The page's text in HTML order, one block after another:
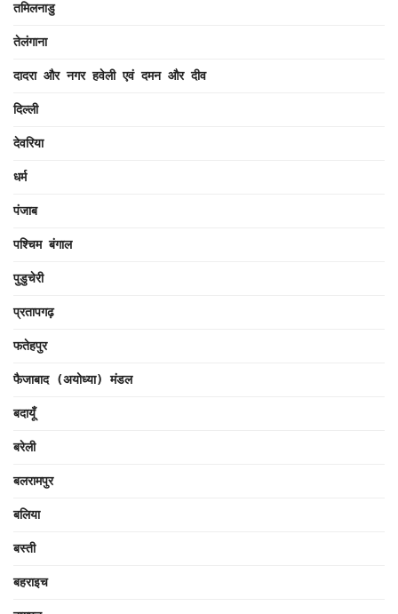
तमिलनाडु
तेलंगाना
दादरा और नगर हवेली एवं दमन और दीव
दिल्ली
देवरिया
धर्म
पंजाब
पश्चिम बंगाल
पुडुचेरी
प्रतापगढ़
फतेहपुर
फैजाबाद (अयोध्या) मंडल
बदायूँ
बरेली
बलरामपुर
बलिया
बस्ती
बहराइच